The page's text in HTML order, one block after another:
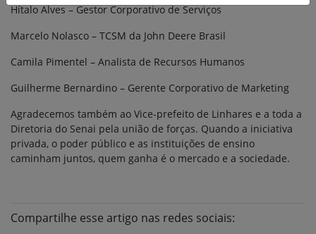
Hítalo Alves – Gestor Corporativo de Serviços
Marcelo Nolasco – TCSM da John Deere Brasil
Camila Pimentel – Analista de Recursos Humanos
Guilherme Bernardino – Gerente Corporativo de Marketing
Agradecemos também ao Vice-prefeito de Linhares e a toda a
Diretoria do Senai pela união de forças. Quando a iniciativa
privada, o poder público e as instituições de ensino
caminham juntos, quem ganha é o mercado e a sociedade.
Compartilhe esse artigo nas redes sociais: